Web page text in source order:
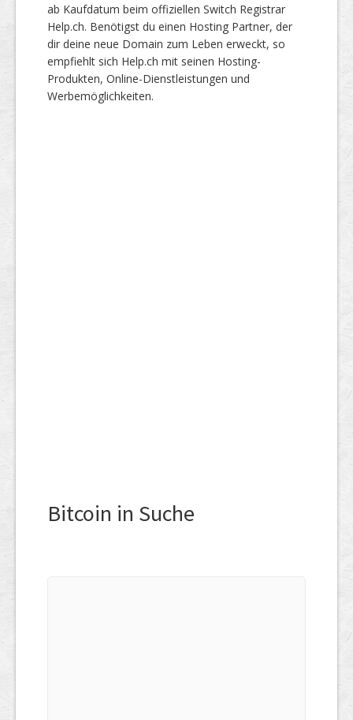
ab Kaufdatum beim offiziellen Switch Registrar
Help.ch. Benötigst du einen Hosting Partner, der
dir deine neue Domain zum Leben erweckt, so
empfiehlt sich Help.ch mit seinen Hosting-
Produkten, Online-Dienstleistungen und
Werbemöglichkeiten.
Bitcoin in Suche